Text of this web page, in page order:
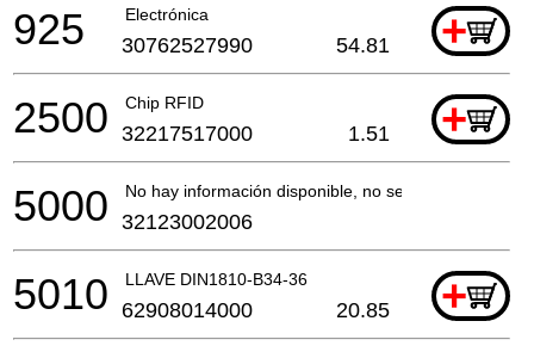
Electrónica +
925 30762527990 54.81
Chip RFID +
2500 32217517000 1.51
No hay información disponible, no se puede pedir
5000 32123002006
LLAVE DIN1810-B34-36 +
5010 62908014000 20.85